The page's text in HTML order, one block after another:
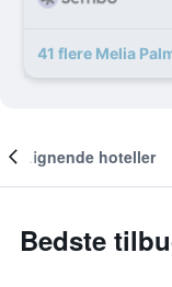
41 flere Melia
Lignende hoteller
Bedste